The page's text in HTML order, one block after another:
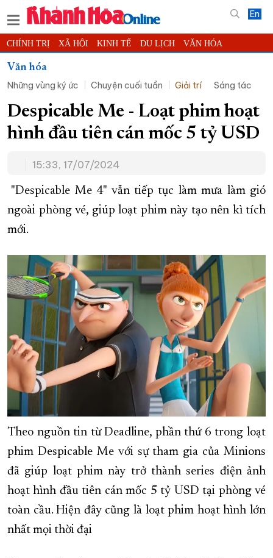
En
CHÍNH TRỊ XÃ HỘI KINH TẾ DU LỊCH VĂN HÓA
THỂ THAO
KHOA HỌC - CÔNG NGHỆ PHÁP LUẬT BẠN ĐỌC PHÓNG SỰ
THẾ GIỚI MULTIMEDIA VIDEO ĐỌC BÁO ONLINE
PODCAST THÔNG TIN - QUẢNG CÁO
TRƯỜNG SA BIỂN ĐẢO QUÊ HƯƠNG
CHUNG TAY CẢI CÁCH HÀNH CHÍNH
XÂY DỰNG NÔNG THÔN MỚI LỊCH CẮT ĐIỆN
TÀU - XE - MÁY BAY
KHOẢNH KHẮC ĐẸP XỨ TRẦM
XÂY DỰNG KHÁNH HÒA TRỞ THÀNH THÀNH PHỐ TRỰC THUỘC
ĐẠI HỘI ĐẢNG CÁC CẤP TRANG CHỦ VỀ BÁO KHÁNH HÒA
Văn hóa
Những vùng ký ức
Chuyện cuối tuần Giải trí Sáng tác
Despicable Me - Loạt phim hoạt
hình đầu tiên cán mốc 5 tỷ USD
15:33, 17/07/2024
"Despicable Me 4" vẫn tiếp tục làm mưa làm gió
ngoài phòng vé, giúp loạt phim này tạo nên kì tích
mới.
Theo nguồn tin từ Deadline, phần thứ 6 trong loạt
phim Despicable Me với sự tham gia của Minions
đã giúp loạt phim này trở thành series điện ảnh
hoạt hình đầu tiên cán mốc 5 tỷ USD tại phòng vé
toàn cầu. Hiện đây cũng là loạt phim hoạt hình lớn
nhất mọi thời đại